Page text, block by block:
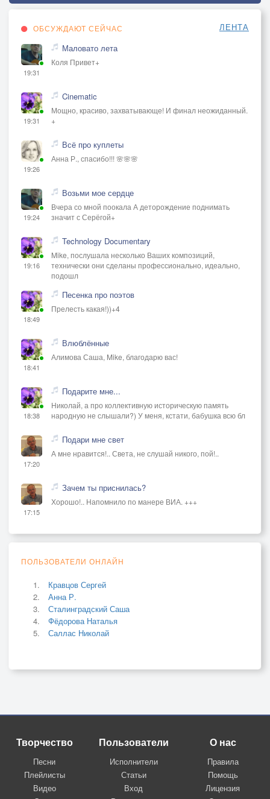
ОБСУЖДАЮТ СЕЙЧАС ЛЕНТА
19:31
Маловато лета
Коля Привет+
19:31
Cinematic
Мощно, красиво, захватывающе! И финал неожиданный.
+
19:26
Всё про куплеты
Анна Р., спасибо!!! 🌸🌸🌸
19:24
Возьми мое сердце
Вчера со мной поокала А деторождение поднимать
значит с Серёгой+
19:16
Technology Documentary
Mike, послушала несколько Ваших композиций,
технически они сделаны профессионально, идеально,
подошл
18:49
Песенка про поэтов
Прелесть какая!))+4
18:41
Влюблённые
Алимова Саша, Mike, благодарю вас!
18:38
Подарите мне...
Николай, а про коллективную историческую память
народную не слышали?) У меня, кстати, бабушка всю бл
17:20
Подари мне свет
А мне нравится!.. Света, не слушай никого, пой!..
17:15
Зачем ты приснилась?
Хорошо!.. Напомнило по манере ВИА. +++
ПОЛЬЗОВАТЕЛИ ОНЛАЙН
Кравцов Сергей
Анна Р.
Сталинградский Саша
Фёдорова Наталья
Саллас Николай
Творчество
Песни
Плейлисты
Видео
Пользователи
Исполнители
Статьи
Вход
О нас
Правила
Помощь
Лицензия